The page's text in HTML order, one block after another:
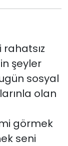
rahatsız
şeyler
sosyal
olan
görmek
seni